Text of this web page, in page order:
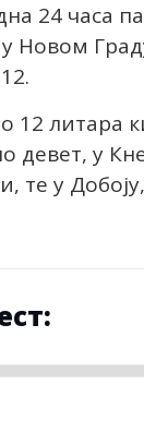
24 часа
Новом
12 литара
девет, у
те у